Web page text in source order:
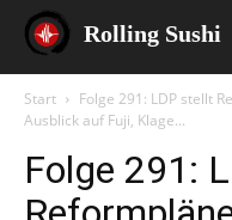
Rolling Sushi
Start
Folge 291: LDP stellt
Ausblick auf Fuji, Klage...
Folge 291: